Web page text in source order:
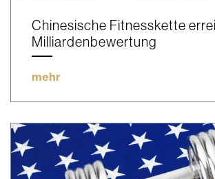
Chinesische Fitnesskette
Milliardenbewertung
mehr